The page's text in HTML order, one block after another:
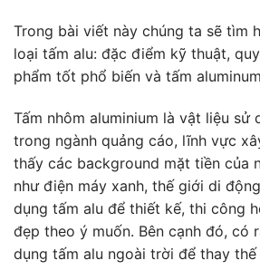
Trong bài viết này chúng ta sẽ tìm
loại tấm alu: đặc điểm kỹ thuật,
phẩm tốt phổ biến và tấm
Tấm nhôm aluminium là vật liệu sử
trong ngành quảng cáo, lĩnh vực
thấy các background mặt tiền của
như điện máy xanh, thế giới di
dụng tấm alu để thiết kế, thi công
đẹp theo ý muốn. Bên cạnh đó, có
dụng tấm alu ngoài trời để thay